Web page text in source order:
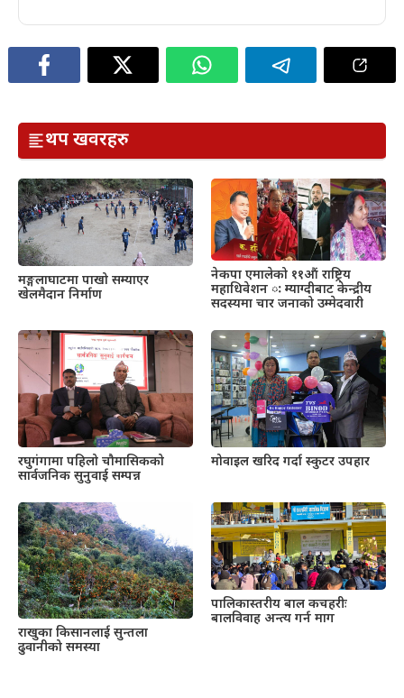
थप खवरहरु
मङ्गलाघाटमा पाखो सम्याएर
खेलमैदान निर्माण
नेकपा एमालेको ११औं राष्ट्रिय
महाधिवेशन ः म्याग्दीबाट केन्द्रीय
सदस्यमा चार जनाको उम्मेदवारी
रघुगंगामा पहिलो चौमासिकको
सार्वजनिक सुनुवाई सम्पन्न
मोवाइल खरिद गर्दा स्कुटर उपहार
राखुका किसानलाई सुन्तला
ढुवानीको समस्या
पालिकास्तरीय बाल कचहरीः
बालविवाह अन्त्य गर्न माग